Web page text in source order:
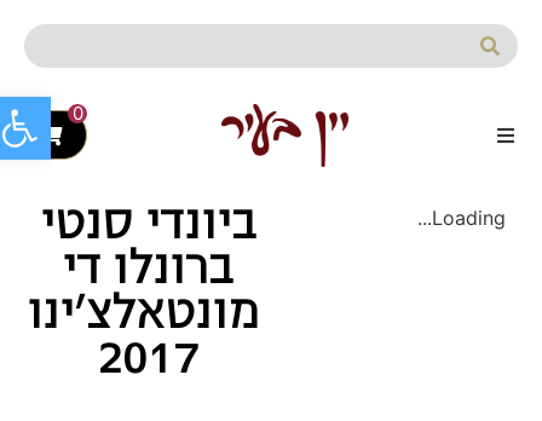
0
Loading... ביונדי סנטי
ברונלו די
מונטאלצ'ינו
2017
פתח